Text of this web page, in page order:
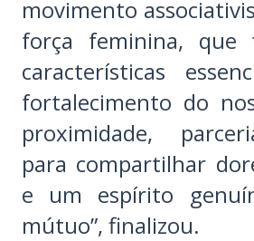
movimento
força feminina, que
características
fortalecimento do
proximidade,
para compartilhar
e um espírito
mútuo”, finalizou.